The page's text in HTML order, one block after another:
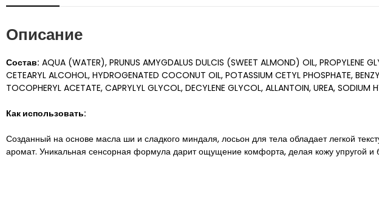
Описание
Состав: AQUA (WATER), PRUNUS AMYGDALUS DULCIS (SWEET ALMOND) OIL, PROPYLENE
CETEARYL ALCOHOL, HYDROGENATED COCONUT OIL, POTASSIUM CETYL PHOSPHATE,
TOCOPHERYL ACETATE, CAPRYLYL GLYCOL, DECYLENE GLYCOL, ALLANTOIN, UREA, SODIUM
Как использовать:
Созданный на основе масла ши и сладкого миндаля, лосьон для тела обладает легкой
аромат. Уникальная сенсорная формула дарит ощущение комфорта, делая кожу упругой и